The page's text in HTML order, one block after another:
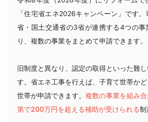
「住宅省エネ2026キャンペーン」です
省・国土交通省の3省が連携する4つの事
り、複数の事業をまとめて申請できます。
旧制度と異なり、認定の取得といった難
す。省エネ工事を行えば、子育て世帯か
世帯が申請できます。 複数の事業を組み
第で200万円を超える補助が受けられる制